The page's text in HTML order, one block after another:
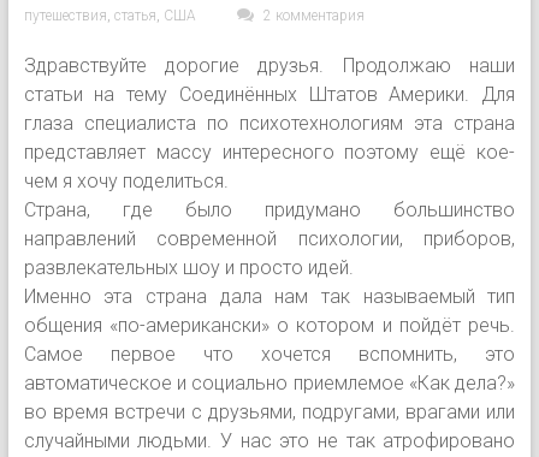
путешествия, статья, США 2 комментария
Здравствуйте дорогие друзья. Продолжаю наши
статьи на тему Соединённых Штатов Америки. Для
глаза специалиста по психотехнологиям эта страна
представляет массу интересного поэтому ещё кое-
чем я хочу поделиться.
Страна, где было придумано большинство
направлений современной психологии, приборов,
развлекательных шоу и просто идей.
Именно эта страна дала нам так называемый тип
общения «по-американски» о котором и пойдёт речь.
Самое первое что хочется вспомнить, это
автоматическое и социально приемлемое «Как дела?»
во время встречи с друзьями, подругами, врагами или
случайными людьми. У нас это не так атрофировано